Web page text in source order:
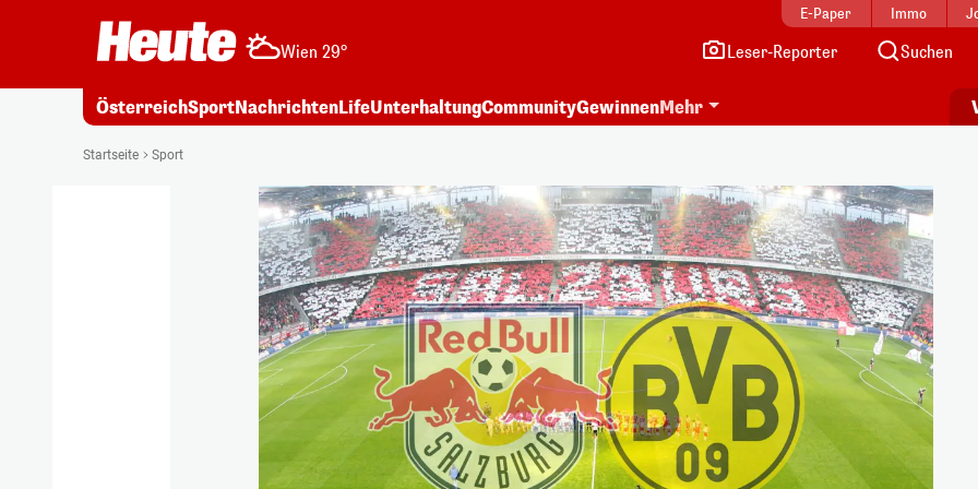
E-Paper Immo
Wien 29° Leser-Reporter Suchen
ÖsterreichSportNachrichtenLifeUnterhaltungCommunityGewinnenMehr
Startseite Sport